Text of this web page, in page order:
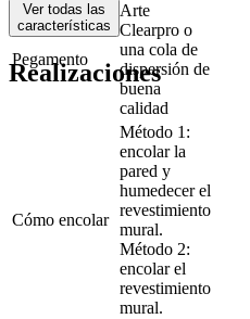
Pegamento
Arte
Clearpro o
una cola de
dispersión de
buena
calidad
Cómo encolar
Método 1:
encolar la
pared y
humedecer el
revestimiento
mural.
Método 2:
encolar el
revestimiento
mural.
Ver todas las
características
Realizaciones